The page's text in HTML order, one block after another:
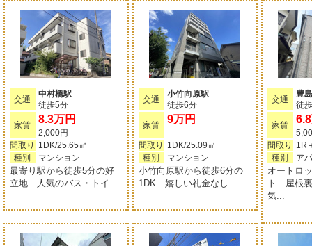
交通
中村橋駅
徒歩5分
家賃 8.3万円
2,000円
間取り
1DK/25.65㎡
種別
マンション
最寄り駅から徒歩5分の好
立地 人気のバス・トイ...
交通
小竹向原駅
徒歩6分
家賃 9万円
-
間取り
1DK/25.09㎡
種別
マンション
小竹向原駅から徒歩6分の
1DK 嬉しい礼金なし...
交通
豊
徒
家賃
間取り
種別
ア
オートロ
ト 屋根
気...